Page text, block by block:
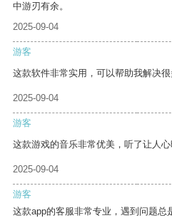
中游刃有余。
2025-09-04
游客
这款软件非常实用，可以帮助我解决很
2025-09-04
游客
这款游戏的音乐非常优美，听了让人心
2025-09-04
游客
这款app的客服非常专业，遇到问题